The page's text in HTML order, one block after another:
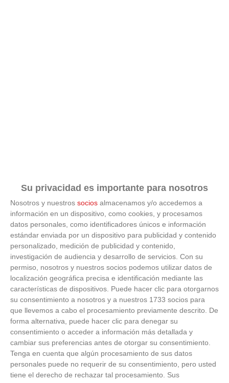
Su privacidad es importante para nosotros
Nosotros y nuestros socios almacenamos y/o accedemos a
información en un dispositivo, como cookies, y procesamos
datos personales, como identificadores únicos e información
estándar enviada por un dispositivo para publicidad y contenido
personalizado, medición de publicidad y contenido,
investigación de audiencia y desarrollo de servicios. Con su
permiso, nosotros y nuestros socios podemos utilizar datos de
localización geográfica precisa e identificación mediante las
características de dispositivos. Puede hacer clic para otorgarnos
su consentimiento a nosotros y a nuestros 1733 socios para
que llevemos a cabo el procesamiento previamente descrito. De
forma alternativa, puede hacer clic para denegar su
consentimiento o acceder a información más detallada y
cambiar sus preferencias antes de otorgar su consentimiento.
Tenga en cuenta que algún procesamiento de sus datos
personales puede no requerir de su consentimiento, pero usted
tiene el derecho de rechazar tal procesamiento. Sus
¿Sabes qué baja tu ánimo?
Lo haces todos los días y afecta cómo te sientes